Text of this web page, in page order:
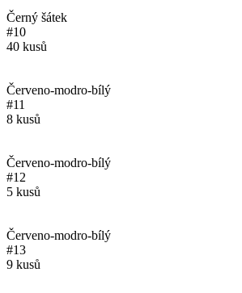
Černý šátek
#10
40 kusů
Červeno-modro-bílý
#11
8 kusů
Červeno-modro-bílý
#12
5 kusů
Červeno-modro-bílý
#13
9 kusů